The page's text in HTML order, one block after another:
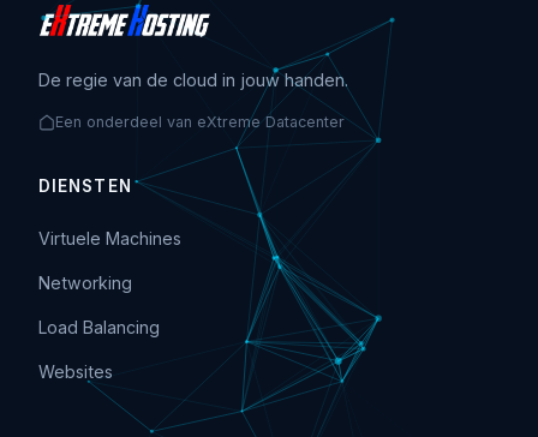
De regie van de cloud in jouw handen.
Een onderdeel van eXtreme Datacenter
DIENSTEN
Virtuele Machines
Networking
Load Balancing
Websites